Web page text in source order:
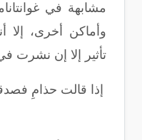
مشابهة في
وأماكن أخرى، إلا
تأثير إلا إن نشرت
إذا قالت حذامِ